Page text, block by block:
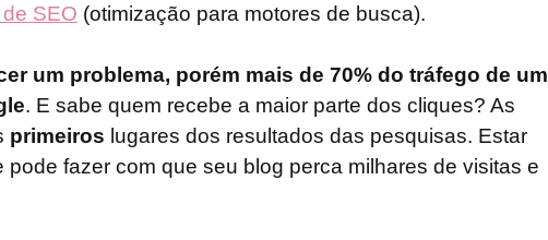
SEO (otimização para motores de busca).
um problema, porém mais de 70% do tráfego de um
. E sabe quem recebe a maior parte dos cliques? As
primeiros lugares dos resultados das pesquisas. Estar
fazer com que seu blog perca milhares de visitas e